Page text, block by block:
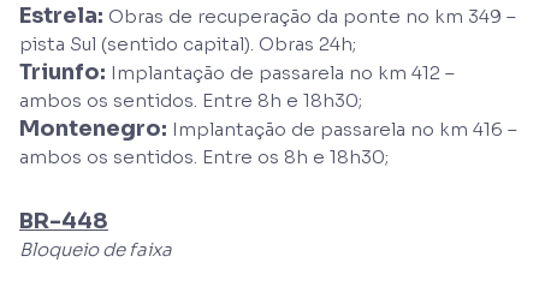
Estrela: Obras de recuperação da ponte no km 349 –
pista Sul (sentido capital). Obras 24h;
Triunfo: Implantação de passarela no km 412 –
ambos os sentidos. Entre 8h e 18h30;
Montenegro: Implantação de passarela no km 416 –
ambos os sentidos. Entre os 8h e 18h30;
BR-448
Bloqueio de faixa